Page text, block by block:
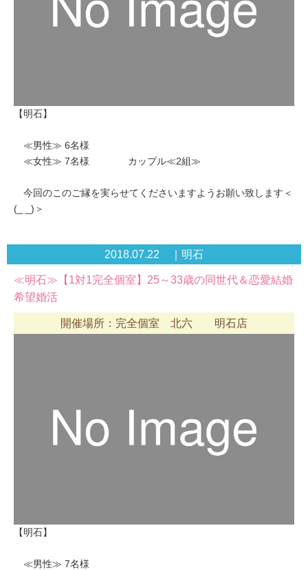
【明石】
≪男性≫ 6名様
≪女性≫ 7名様 カップル≪2組≫
今回のこのご縁を実らせてくださいますようお願い致します＜
(_ _)＞
2018.07.22 ｜明石
≪明石≫【1対1完全個室】25～33歳の同世代＆恋愛結婚
希望婚活
開催場所：完全個室 北六 明石店
【明石】
≪男性≫ 7名様